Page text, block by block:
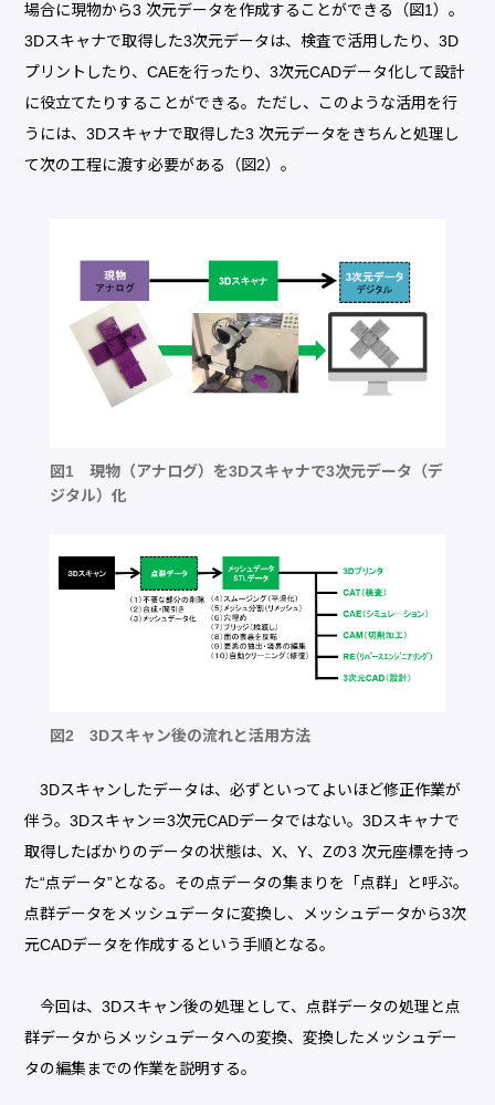
場合に現物から3 次元データを作成することができる（図1）。
3Dスキャナで取得した3次元データは、検査で活用したり、3D
プリントしたり、CAEを行ったり、3次元CADデータ化して設計
に役立てたりすることができる。ただし、このような活用を行
うには、3Dスキャナで取得した3 次元データをきちんと処理し
て次の工程に渡す必要がある（図2）。
図1 現物（アナログ）を3Dスキャナで3次元データ（デ
ジタル）化
図2 3Dスキャン後の流れと活用方法
3Dスキャンしたデータは、必ずといってよいほど修正作業が
伴う。3Dスキャン＝3次元CADデータではない。3Dスキャナで
取得したばかりのデータの状態は、X、Y、Zの3 次元座標を持っ
た“点データ”となる。その点データの集まりを「点群」と呼ぶ。
点群データをメッシュデータに変換し、メッシュデータから3次
元CADデータを作成するという手順となる。
今回は、3Dスキャン後の処理として、点群データの処理と点
群データからメッシュデータへの変換、変換したメッシュデー
タの編集までの作業を説明する。